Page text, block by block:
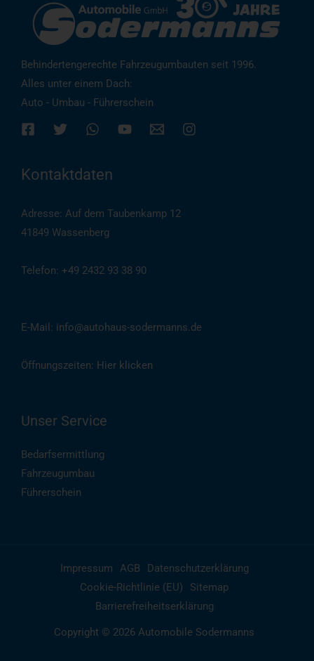
Behindertengerechte Fahrzeugumbauten seit 1996.
Alles unter einem Dach:
Auto - Umbau - Führerschein
Kontaktdaten
Adresse: Auf dem Taubenkamp 12
41849 Wassenberg
Telefon: +49 2432 93 38 90
E-Mail: info@autohaus-sodermanns.de
Öffnungszeiten: Hier klicken
Unser Service
Bedarfsermittlung
Fahrzeugumbau
Führerschein
Impressum AGB
Datenschutzerklärung
Cookie-Richtlinie (EU)
Sitemap
Barrierefreiheitserklärung
Copyright © 2026 Automobile Sodermanns